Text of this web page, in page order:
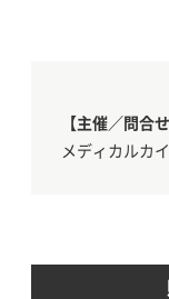
【主催／問合せ
メディカルカ